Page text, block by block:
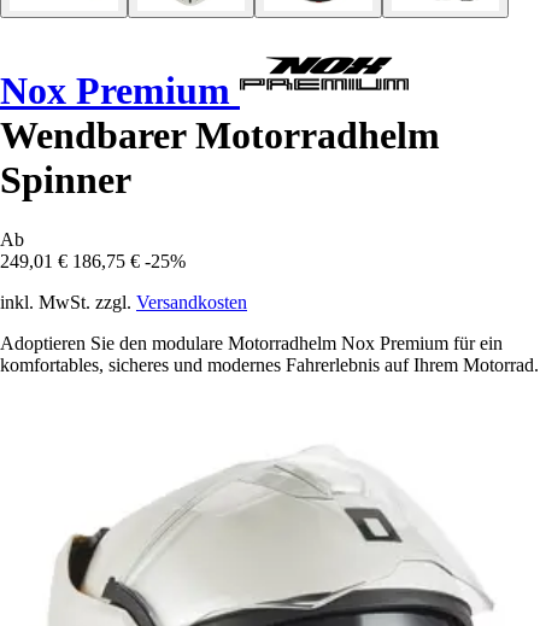
Nox Premium
Wendbarer Motorradhelm
Spinner
Ab
249,01 € 186,75 € -25%
inkl. MwSt. zzgl. Versandkosten
Adoptieren Sie den modulare Motorradhelm Nox Premium für ein
komfortables, sicheres und modernes Fahrerlebnis auf Ihrem Motorrad.